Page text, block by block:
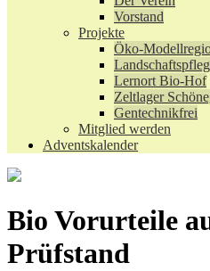
Vorstand
Projekte
Öko-
Lernort Bio-Hof
Zeltlager
Gentechnikfrei
Mitglied werden
Adventskalender
Bio Vorurteile
Prüfstand